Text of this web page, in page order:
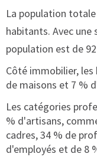
La population totale
habitants. Avec une
population est de
Côté immobilier,
de maisons et 7 %
Les catégories
% d'artisans,
cadres, 34 % de
d'employés et de 8